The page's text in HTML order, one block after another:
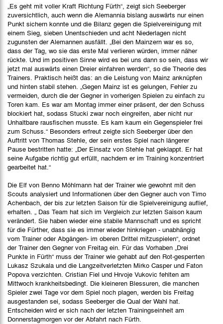
„Es geht mit voller Kraft Richtung Fürth“, zeigt sich Seeberger
zuversichtlich, auch wenn die Alemannia bislang auswärts nur einen
Punkt sichern konnte und die Bilanz gegen die Spielvereinigung mit
einem Sieg, sieben Unentschieden und acht Niederlagen nicht
zugunsten der Alemannen ausfällt. „Bei den Mainzern war es so,
dass der Tag, wo sie das erste Mal verlieren würden, immer näher
rückte. Und im positiven Sinne wird es bei uns dann so sein, dass wir
jetzt mal auswärts einen Dreier einfahren werden“, so die Theorie des
Trainers. Praktisch heißt das: an die Leistung von Mainz anknüpfen
und hinten stabil stehen. „Gegen Mainz ist es gelungen, Fehler zu
vermeiden, durch die der Gegner in vorherigen Spielen zu einfach zu
Toren kam. Es war am Montag immer einer präsent, der den Schuss
blockiert hat, sodass Stucki zwar noch eingreifen, aber nicht nur
Unhaltbare rausfischen musste. Es kam kaum ein Gegenspieler frei
zum Schuss.“ Besonders erfreut zeigte sich Seeberger über den
Auftritt von Thomas Stehle, der sein erstes Spiel nach längerer
Pause bestritten hatte: „Der Einsatz von Stehle hat geklappt. Er hat
seine Aufgabe richtig gut erfüllt, nachdem er im Training konzentriert
gearbeitet hat.“
Die Elf von Benno Möhlmann hat der Trainer wie gewohnt mit den
Scouts analysiert und Informationen über den Gegner auch von Timo
Achenbach, der bis zur letzten Saison für die Spielvereinigung auflief,
erhalten. „ Das Team hat sich im Vergleich zur letzten Saison kaum
verändert. Sie haben wieder eine stabile Mannschaft und es spricht
für die Fürther, dass sie es immer wieder hinkriegen - unabhängig
vom Trainer oder Abgängen- im oberen Drittel mitzuspielen“, ordnet
der Trainer den Gegner von Freitag ein. Für das Vorhaben „Drei
Punkte in Fürth“ muss der Trainer wie gehabt auf den Rot-gesperrten
Lukasz Szukala und die Langzeitverletzten Mirko Casper und Faton
Popova verzichten. Cristian Fiel und Hrvoje Vukovic fehlten am
Mittwoch krankheitsbedingt. Die kleineren Blessuren, die manchen
Spieler zwei Tage vor dem Spiel noch plagen, werden bis Freitag
ausgestanden sei, sodass Seeberger die Qual der Wahl hat.
Entscheiden wird er sich nach der letzten Trainingseinheit am
Donnerstagmorgen vor der Abfahrt nach Fürth.